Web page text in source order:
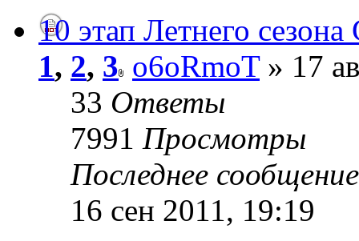
10 этап Летнего
1, 2, 3 o6oRmoT» 17
33 Ответы
7991 Просмотры
Последнее
16 сен 2011, 19:19